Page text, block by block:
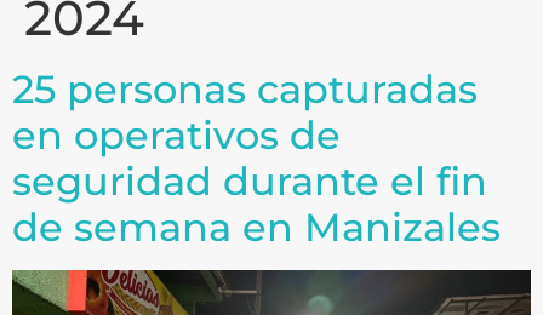
2024
25 personas capturadas
en operativos de
seguridad durante el fin
de semana en Manizales